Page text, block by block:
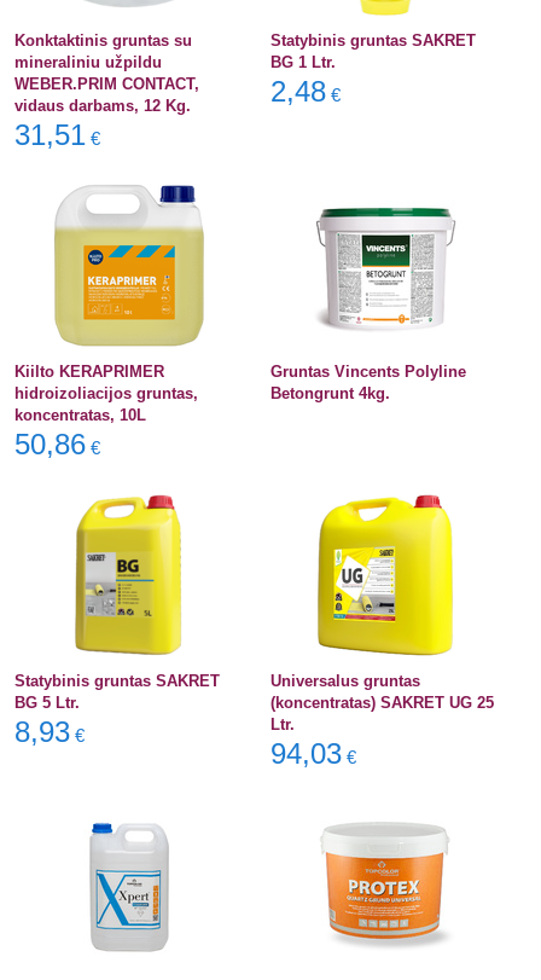
Konktaktinis gruntas su
mineraliniu užpildu
WEBER.PRIM CONTACT,
vidaus darbams, 12 Kg.
31,51 €
Statybinis gruntas SAKRET
BG 1 Ltr.
2,48 €
Kiilto KERAPRIMER
hidroizoliacijos gruntas,
koncentratas, 10L
50,86 €
Gruntas Vincents Polyline
Betongrunt 4kg.
Statybinis gruntas SAKRET
BG 5 Ltr.
8,93 €
Universalus gruntas
(koncentratas) SAKRET UG 25
Ltr.
94,03 €